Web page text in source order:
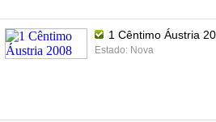
1 Cêntimo Áustria
Estado: Nova